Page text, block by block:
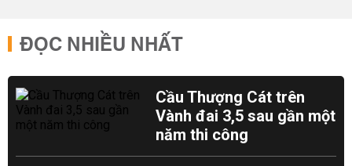
ĐỌC NHIỀU NHẤT
Cầu Thượng Cát trên
Vành đai 3,5 sau gần một
năm thi công